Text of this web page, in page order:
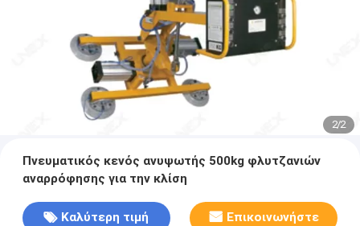
2/2
Πνευματικός κενός ανυψωτής 500kg φλυτζανιών
αναρρόφησης για την κλίση
Καλύτερη τιμή Επικοινωνήστε